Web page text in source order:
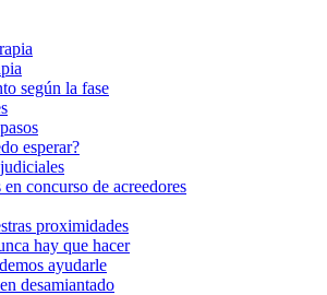
según la fase
esperar?
en concurso de acreedores
proximidades
hay que hacer
ayudarle
desamiantado